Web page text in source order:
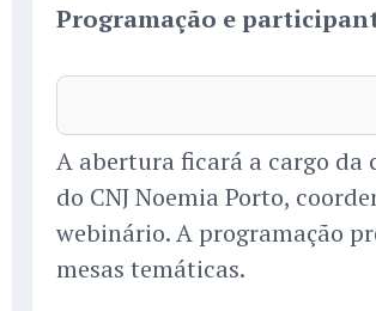
Programação e
A abertura ficará a cargo da
do CNJ Noemia Porto,
webinário. A programação
mesas temáticas.